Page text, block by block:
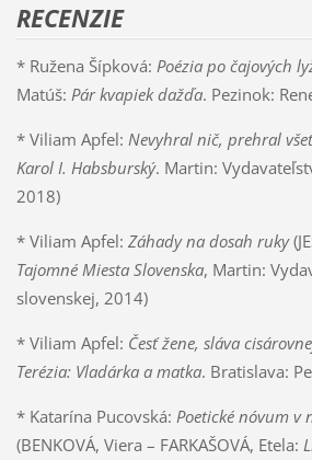
RECENZIE
* Ružena Šípková: Poézia po čajových
Matúš: Pár kvapiek dažďa. Pezinok:
* Viliam Apfel: Nevyhral nič, prehral
Karol I. Habsburský. Martin:
2018)
* Viliam Apfel: Záhady na dosah ruky
Tajomné Miesta Slovenska, Martin:
slovenskej, 2014)
* Viliam Apfel: Česť žene, sláva
Terézia: Vladárka a matka. Bratislava:
* Katarína Pucovská: Poetické nóvum v
(BENKOVÁ, Viera – FARKAŠOVÁ, Etela: